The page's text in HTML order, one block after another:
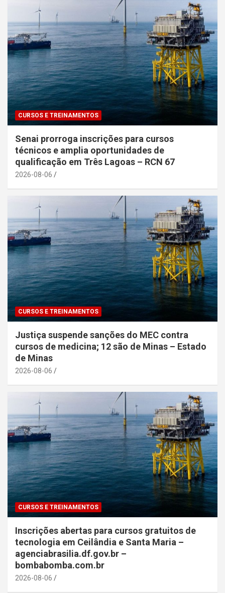
CURSOS E TREINAMENTOS
Senai prorroga inscrições para cursos
técnicos e amplia oportunidades de
qualificação em Três Lagoas – RCN 67
2026-08-06
CURSOS E TREINAMENTOS
Justiça suspende sanções do MEC contra
cursos de medicina; 12 são de Minas – Estado
de Minas
2026-08-06
CURSOS E TREINAMENTOS
Inscrições abertas para cursos gratuitos de
tecnologia em Ceilândia e Santa Maria –
agenciabrasilia.df.gov.br –
bombabomba.com.br
2026-08-06